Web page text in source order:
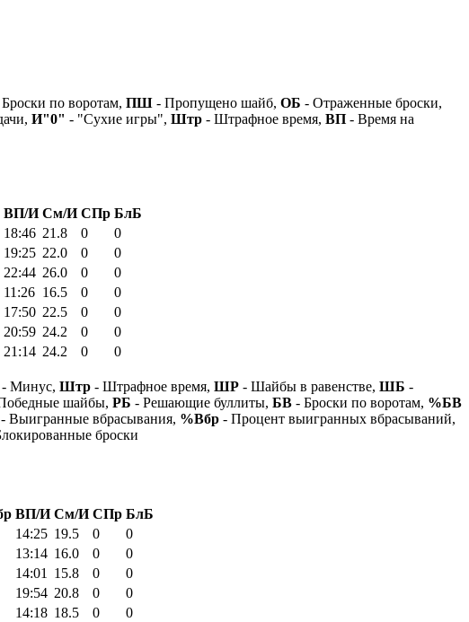
по воротам, ПШ - Пропущено шайб, ОБ - Отраженные броски,
И"0" - "Сухие игры", Штр - Штрафное время, ВП - Время на
ВП/И См/И СПр БлБ
18:46 21.8 0
0
19:25 22.0 0
0
22:44 26.0 0
0
11:26 16.5 0
0
17:50 22.5 0
0
20:59 24.2 0
0
21:14 24.2 0
0
- Минус, Штр - Штрафное время, ШР - Шайбы в равенстве, ШБ -
шайбы, РБ - Решающие буллиты, БВ - Броски по воротам, %БВ
- Выигранные вбрасывания, %Вбр - Процент выигранных вбрасываний,
броски
ВП/И См/И СПр БлБ
14:25 19.5 0
0
13:14 16.0 0
0
14:01 15.8 0
0
19:54 20.8 0
0
14:18 18.5 0
0